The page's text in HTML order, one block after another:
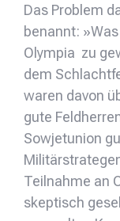
Das Problem
benannt:
Olympia zu
dem
waren davon
gute
Sowjetunion
Teilnahme an
skeptisch